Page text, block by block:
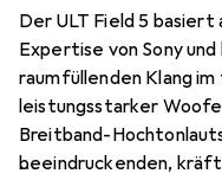
Der ULT Field 5
Expertise von Sony
raumfüllenden Klang im
leistungsstarker
Breitband-
beeindruckenden,